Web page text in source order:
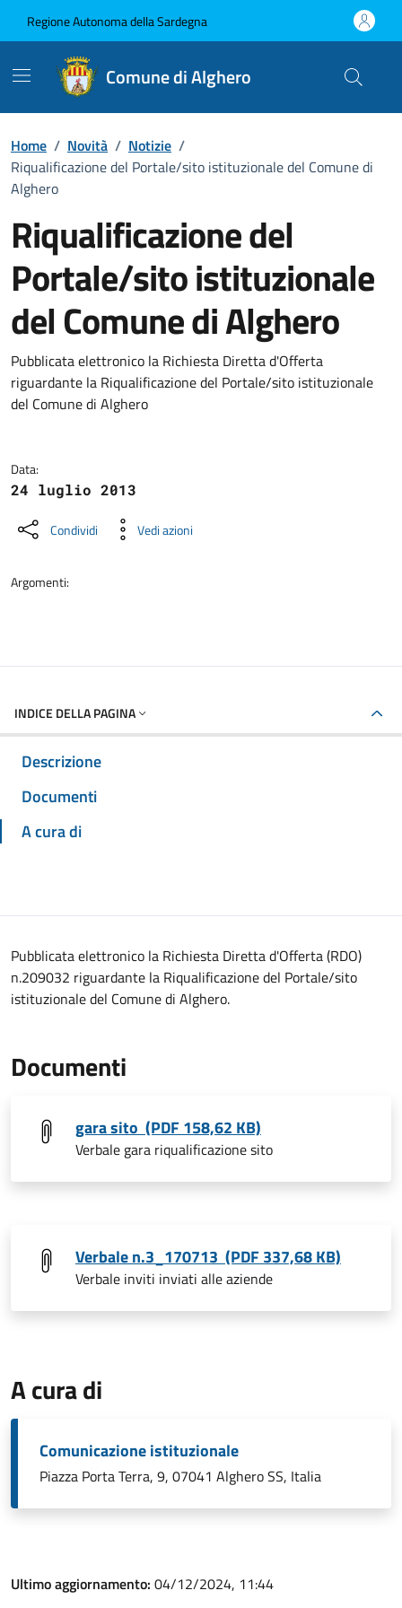
Regione Autonoma della Sardegna
Comune di Alghero
Home / Novità / Notizie /
Riqualificazione del Portale/sito istituzionale del Comune di
Alghero
Riqualificazione del
Portale/sito istituzionale
del Comune di Alghero
Dettagli della notizia
Pubblicata elettronico la Richiesta Diretta d'Offerta
riguardante la Riqualificazione del Portale/sito istituzionale
del Comune di Alghero
Data:
24 luglio 2013
Condividi Vedi azioni
Argomenti:
INDICE DELLA PAGINA
Descrizione
Documenti
A cura di
Pubblicata elettronico la Richiesta Diretta d'Offerta (RDO)
n.209032 riguardante la Riqualificazione del Portale/sito
istituzionale del Comune di Alghero.
Documenti
gara sito (PDF 158,62 KB)
Verbale gara riqualificazione sito
Verbale n.3_170713 (PDF 337,68 KB)
Verbale inviti inviati alle aziende
A cura di
Comunicazione istituzionale
Piazza Porta Terra, 9, 07041 Alghero SS, Italia
Ultimo aggiornamento: 04/12/2024, 11:44